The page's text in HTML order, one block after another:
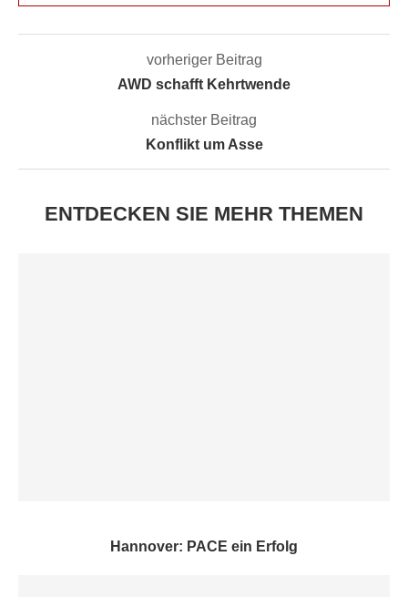
vorheriger Beitrag
AWD schafft Kehrtwende
nächster Beitrag
Konflikt um Asse
ENTDECKEN SIE MEHR THEMEN
Hannover: PACE ein Erfolg